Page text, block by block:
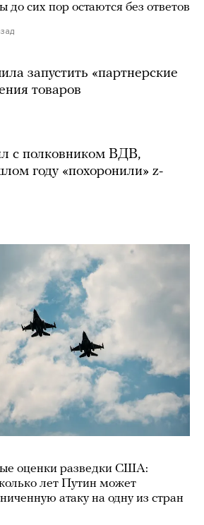
до сих пор остаются без ответов
запустить «партнерские
товаров
с полковником ВДВ,
году «похоронили» z-
оценки разведки США:
лет Путин может
атаку на одну из стран